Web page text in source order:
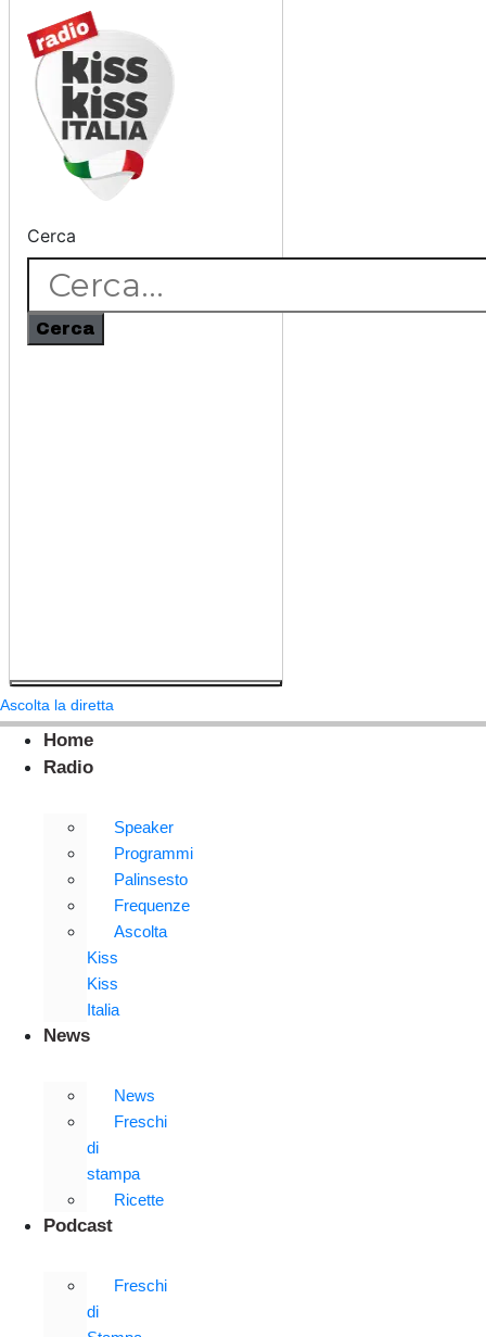
Cerca
Cerca
Ascolta la diretta
Home
Radio
Speaker
Programmi
Palinsesto
Frequenze
Ascolta
Kiss
Kiss
Italia
News
News
Freschi
di
stampa
Ricette
Podcast
Freschi
di